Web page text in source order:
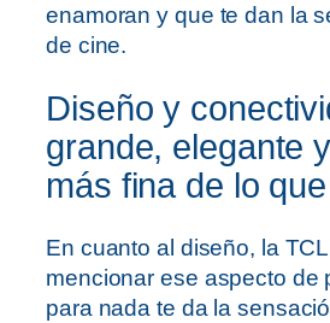
enamoran y que te dan la
de cine.
Diseño y
grande, elegante
más fina de lo
En cuanto al diseño, la
mencionar ese aspecto de
para nada te da la